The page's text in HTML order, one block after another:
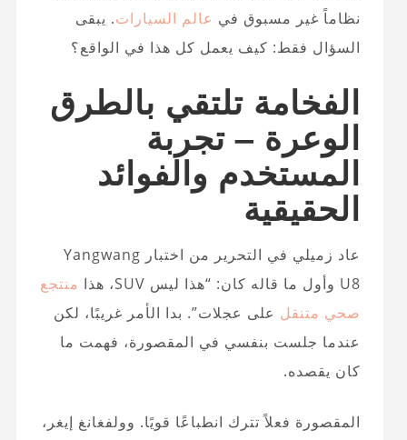
نظاماً غير مسبوق في عالم السيارات. يبقى
السؤال فقط: كيف يعمل كل هذا في الواقع؟
الفخامة تلتقي بالطرق
الوعرة – تجربة
المستخدم والفوائد
الحقيقية
عاد زميلي في التحرير من اختبار Yangwang
U8 وأول ما قاله كان: “هذا ليس SUV، هذا
منتجع
صحي متنقل على عجلات”. بدا الأمر غريبًا، لكن
عندما جلست بنفسي في المقصورة، فهمت ما
كان يقصده.
المقصورة فعلاً تترك انطباعًا قويًا. وولفغانغ إيغر،